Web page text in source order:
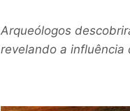
Arqueólogos
revelando a influência